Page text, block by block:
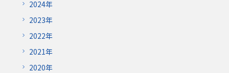
2024年
2023年
2022年
2021年
2020年